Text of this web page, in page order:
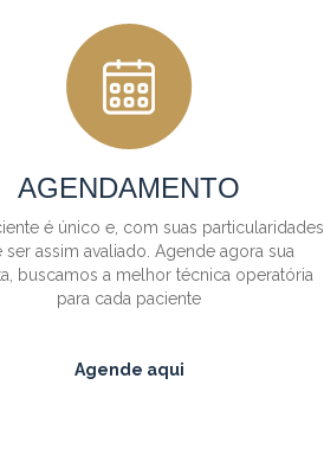
AGENDAMENTO
é único e, com suas particularidades,
ser assim avaliado. Agende agora sua
buscamos a melhor técnica operatória
para cada paciente
Agende aqui